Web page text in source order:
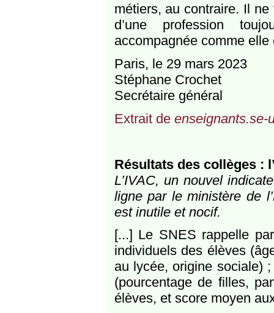
métiers, au contraire. Il
d’une profession
accompagnée comme
Paris, le 29 mars 2023
Stéphane Crochet
Secrétaire général
Extrait de enseignants.se-
Résultats des collèges :
L’IVAC, un nouvel
ligne par le ministère de
est inutile et nocif.
[...] Le SNES rappelle
individuels des élèves
au lycée, origine sociale)
(pourcentage de filles,
élèves, et score moyen